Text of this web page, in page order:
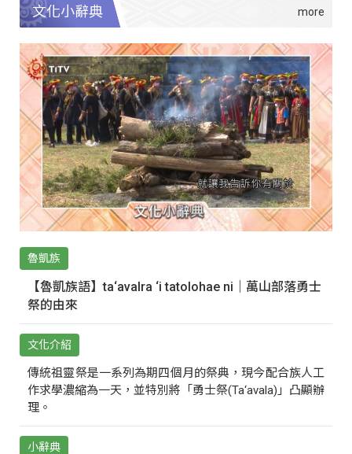
文化小辭典
魯凱族
【魯凱族語】ta‘avalra ‘i tatolohae ni｜萬山部落勇士
祭的由來
文化介紹
傳統祖靈祭是一系列為期四個月的祭典，現今配合族人工
作求學濃縮為一天，並特別將「勇士祭(Ta‘avala)」凸顯辦
理。
小辭典